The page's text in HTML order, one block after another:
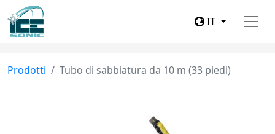
IT
Prodotti Tubo di sabbiatura da 10 m (33 piedi)